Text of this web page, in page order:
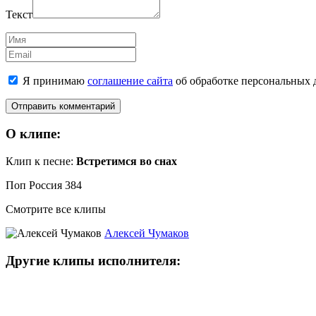
Текст
Имя
Email
Я принимаю соглашение сайта об обработке персональных
О клипе:
Клип к песне: Встретимся во снах
Поп Россия 384
Смотрите все клипы
Алексей Чумаков
Другие клипы исполнителя: